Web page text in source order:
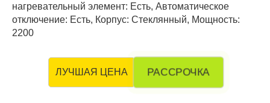
нагревательный элемент: Есть, Автоматическое
отключение: Есть, Корпус: Стеклянный, Мощность:
2200
ЛУЧШАЯ ЦЕНА РАССРОЧКА